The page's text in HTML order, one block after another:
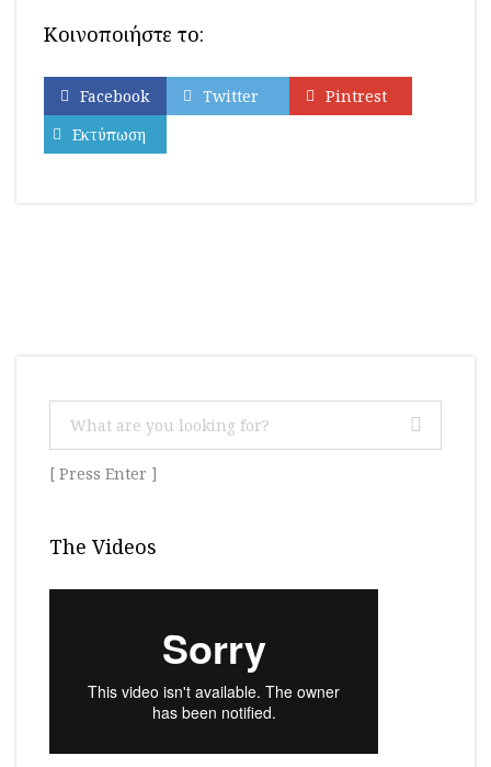
Κοινοποιήστε το:
Facebook Twitter
Pintrest
Εκτύπωση
[ Press Enter ]
The Videos